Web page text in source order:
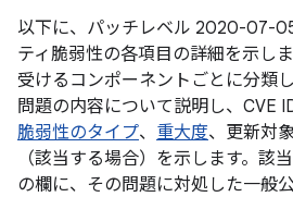
以下に、パッチレベル 2020-07-
ティ脆弱性の各項目の詳細を示し
受けるコンポーネントごとに分類
問題の内容について説明し、CVE
脆弱性のタイプ、 重大度、更新対
（該当する場合）を示します。該
の欄に、その問題に対処した一般